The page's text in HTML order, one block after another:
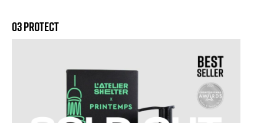
03 PROTECT